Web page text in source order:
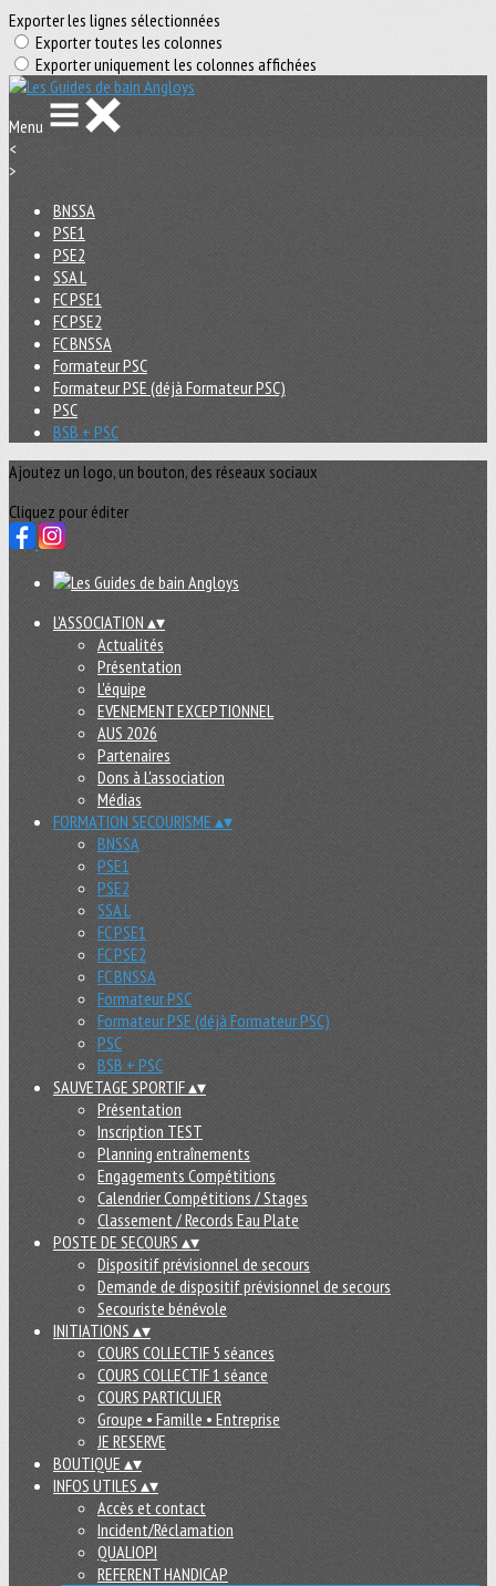
Exporter les lignes sélectionnées
Exporter toutes les colonnes
Exporter uniquement les colonnes affichées
Menu
<
>
BNSSA
PSE1
PSE2
SSA L
FC PSE1
FC PSE2
FC BNSSA
Formateur PSC
Formateur PSE (déjà Formateur PSC)
PSC
BSB + PSC
Ajoutez un logo, un bouton, des réseaux sociaux
Cliquez pour éditer
L'ASSOCIATION ▴▾
Actualités
Présentation
L'équipe
EVENEMENT EXCEPTIONNEL
AUS 2026
Partenaires
Dons à L'association
Médias
FORMATION SECOURISME ▴▾
BNSSA
PSE1
PSE2
SSA L
FC PSE1
FC PSE2
FC BNSSA
Formateur PSC
Formateur PSE (déjà Formateur PSC)
PSC
BSB + PSC
SAUVETAGE SPORTIF▴▾
Présentation
Inscription TEST
Planning entraînements
Engagements Compétitions
Calendrier Compétitions / Stages
Classement / Records Eau Plate
POSTE DE SECOURS ▴▾
Dispositif prévisionnel de secours
Demande de dispositif prévisionnel de secours
Secouriste bénévole
INITIATIONS ▴▾
COURS COLLECTIF 5 séances
COURS COLLECTIF 1 séance
COURS PARTICULIER
Groupe • Famille • Entreprise
JE RESERVE
BOUTIQUE ▴▾
INFOS UTILES ▴▾
Accès et contact
Incident/Réclamation
QUALIOPI
REFERENT HANDICAP